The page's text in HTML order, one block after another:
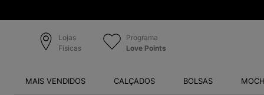
Lojas
Físicas
Programa
Love Points
MAIS VENDIDOS CALÇADOS BOLSAS